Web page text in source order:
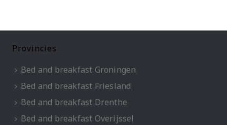
Provincies
Bed and breakfast Groningen
Bed and breakfast Friesland
Bed and breakfast Drenthe
Bed and breakfast Overijssel